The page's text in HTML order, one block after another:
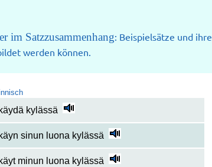
im Satzzusammenhang: Beispielsätze und ihre
werden können.
käydä kylässä
käyn sinun luona kylässä
käyt minun luona kylässä